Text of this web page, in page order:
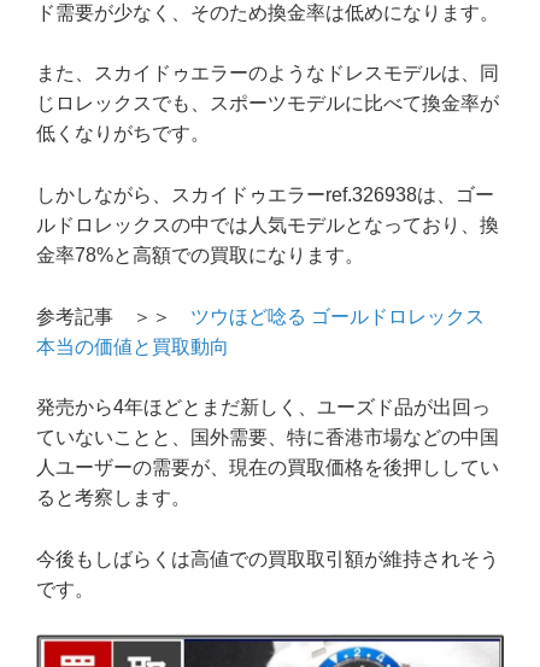
ド需要が少なく、そのため換金率は低めになります。
また、スカイドゥエラーのようなドレスモデルは、同
じロレックスでも、スポーツモデルに比べて換金率が
低くなりがちです。
しかしながら、スカイドゥエラーref.326938は、ゴー
ルドロレックスの中では人気モデルとなっており、換
金率78%と高額での買取になります。
参考記事 ＞＞ ツウほど唸る ゴールドロレックス
本当の価値と買取動向
発売から4年ほどとまだ新しく、ユーズド品が出回っ
ていないことと、国外需要、特に香港市場などの中国
人ユーザーの需要が、現在の買取価格を後押ししてい
ると考察します。
今後もしばらくは高値での買取取引額が維持されそう
です。